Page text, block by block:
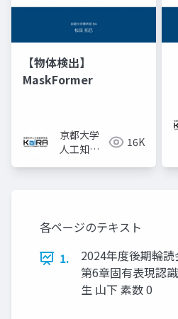
【物体検出】
MaskFormer
京都大学
人工知能
16K
各ページのテキスト
1.
2024年度後期輪
第6章固有表現認
生 山下 素数 0